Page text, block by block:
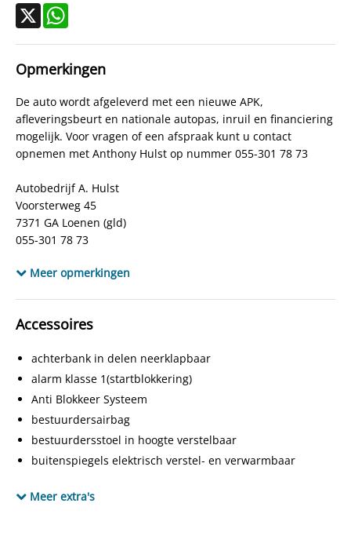
Max. trekgewicht
Verbruik stad
Verbruik snelweg
4,3 l/100km
CO₂-emissie
119 g/km
Laksoort
Basis
Bijtellingspercentage
APK
Locatie
Opmerkingen
De auto wordt afgeleverd met een nieuwe APK,
afleveringsbeurt en nationale autopas, inruil en financiering
mogelijk. Voor vragen of een afspraak kunt u contact
opnemen met Anthony Hulst op nummer 055-301 78 73
Autobedrijf A. Hulst
Voorsterweg 45
7371 GA Loenen (gld)
055-301 78 73
info@autobedrijfahulst.nl
Meer opmerkingen
Accessoires
achterbank in delen neerklapbaar
alarm klasse 1(startblokkering)
Anti Blokkeer Systeem
bestuurdersairbag
bestuurdersstoel in hoogte verstelbaar
buitenspiegels elektrisch verstel- en verwarmbaar
elektrische ramen voor
Meer extra's